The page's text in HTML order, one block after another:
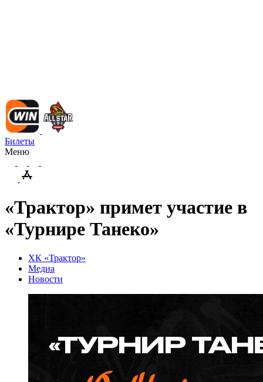
Билеты
Меню
«Трактор» примет участие в
«Турнире Танеко»
ХК «Трактор»
Медиа
Новости